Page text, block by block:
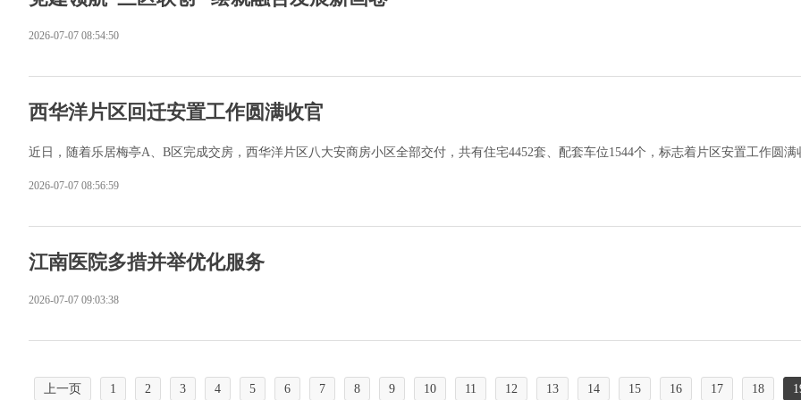
2026-07-07 08:54:50
西华洋片区回迁安置工作圆满收官
近日，随着乐居梅亭A、B区完成交房，西华洋片区八大安商房小区全部交付，共有住宅4452套、配套车位1544个，标志着片区安置工作圆满
2026-07-07 08:56:59
江南医院多措并举优化服务
2026-07-07 09:03:38
上一页 1 2 3 4 5 6 7 8 9 10 11 12 13 14 15 16 17 18